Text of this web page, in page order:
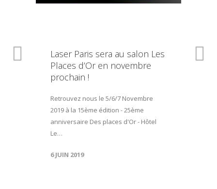
Laser Paris sera au salon Les
Places d’Or en novembre
prochain !
Retrouvez nous le 5/6/7 Novembre
2019 à la 15ème édition - 25ème
anniversaire Des places d'Or - Hôtel
Le…
6 JUIN 2019